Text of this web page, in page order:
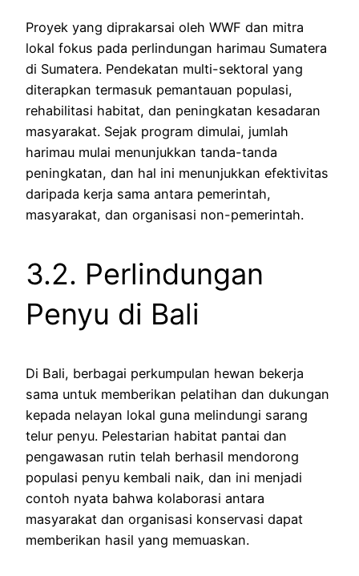
Proyek yang diprakarsai oleh WWF dan mitra
lokal fokus pada perlindungan harimau Sumatera
di Sumatera. Pendekatan multi-sektoral yang
diterapkan termasuk pemantauan populasi,
rehabilitasi habitat, dan peningkatan kesadaran
masyarakat. Sejak program dimulai, jumlah
harimau mulai menunjukkan tanda-tanda
peningkatan, dan hal ini menunjukkan efektivitas
daripada kerja sama antara pemerintah,
masyarakat, dan organisasi non-pemerintah.
3.2. Perlindungan
Penyu di Bali
Di Bali, berbagai perkumpulan hewan bekerja
sama untuk memberikan pelatihan dan dukungan
kepada nelayan lokal guna melindungi sarang
telur penyu. Pelestarian habitat pantai dan
pengawasan rutin telah berhasil mendorong
populasi penyu kembali naik, dan ini menjadi
contoh nyata bahwa kolaborasi antara
masyarakat dan organisasi konservasi dapat
memberikan hasil yang memuaskan.